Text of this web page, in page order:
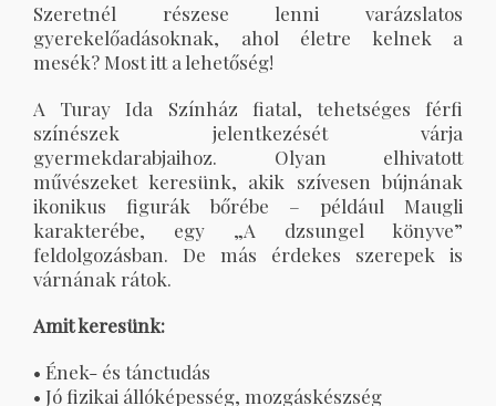
Szeretnél részese lenni varázslatos
gyerekelőadásoknak, ahol életre kelnek a
mesék? Most itt a lehetőség!
A Turay Ida Színház fiatal, tehetséges férfi
színészek jelentkezését várja
gyermekdarabjaihoz. Olyan elhivatott
művészeket keresünk, akik szívesen bújnának
ikonikus figurák bőrébe – például Maugli
karakterébe, egy „A dzsungel könyve”
feldolgozásban. De más érdekes szerepek is
várnának rátok.
Amit keresünk:
• Ének- és tánctudás
• Jó fizikai állóképesség, mozgáskészség